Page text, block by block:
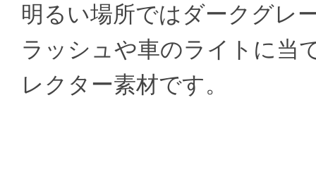
明るい場所ではダークグレ
ラッシュや車のライトに当
レクター素材です。